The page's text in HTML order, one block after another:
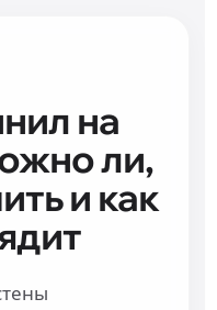
на
ли,
и как